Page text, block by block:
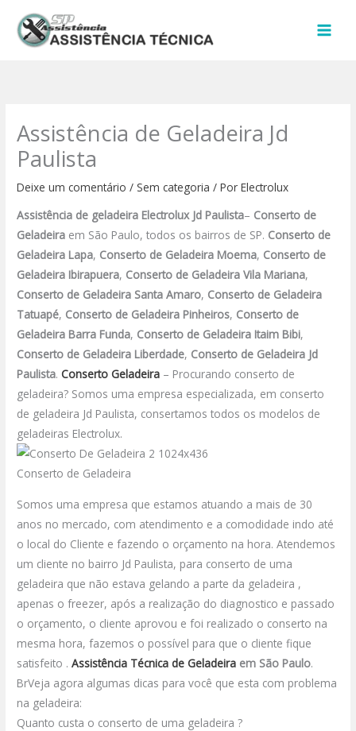
para
Assistência de Geladeira Jd
Paulista
Deixe um comentário / Sem categoria / PorElectrolux
Assistência de geladeira Electrolux Jd Paulista– Conserto de
Geladeira em São Paulo, todos os bairros de SP. Conserto de
Geladeira Lapa, Conserto de Geladeira Moema, Conserto de
Geladeira Ibirapuera, Conserto de Geladeira Vila Mariana,
Conserto de Geladeira Santa Amaro, Conserto de Geladeira
Tatuapé, Conserto de Geladeira Pinheiros, Conserto de
Geladeira Barra Funda, Conserto de Geladeira Itaim Bibi,
Conserto de Geladeira Liberdade, Conserto de Geladeira Jd
Paulista.Conserto Geladeira – Procurando conserto de
geladeira? Somos uma empresa especializada, em conserto
de geladeira Jd Paulista, consertamos todos os modelos de
geladeiras Electrolux.
Conserto de Geladeira
Somos uma empresa que estamos atuando a mais de 30
anos no mercado, com atendimento e a comodidade indo até
o local do Cliente e fazendo o orçamento na hora. Atendemos
um cliente no bairro Jd Paulista, para conserto de uma
geladeira que não estava gelando a parte da geladeira ,
apenas o freezer, após a realização do diagnostico e passado
o orçamento, o cliente aprovou e foi realizado o conserto na
mesma hora, fazemos o possível para que o cliente fique
satisfeito .Assistência Técnica de Geladeira em São Paulo.
BrVeja agora algumas dicas para você que esta com problema
na geladeira:
Quanto custa o conserto de uma geladeira ?